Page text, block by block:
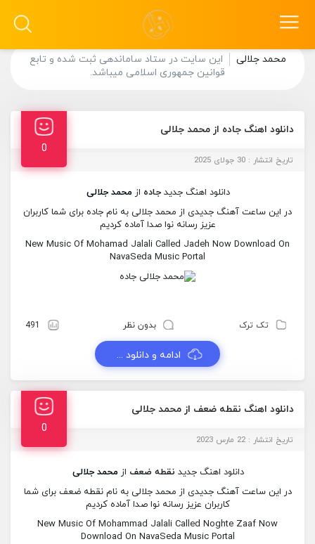
محمد جلالی
این سایت در ستاد ساماندهی ثبت شده و تابع
قوانین جمهوری اسلامی میباشد.
دانلود اهنگ جاده از محمد جلالی
0
تاریخ انتشار : 30 جولای 2025
دانلود اهنگ جدید جاده از محمد جلالی
در این ساعت آهنگ جدیدی از محمد جلالی به نام جاده برای شما کاربران
عزیز رسانه نوا صدا آماده کردیم
New Music Of Mohamad Jalali Called Jadeh Now Download On
NavaSeda Music Portal
تک ترک بدون نظر 491
ادامه و دانلود ...
دانلود اهنگ نقطه ضعف از محمد جلالی
0
تاریخ انتشار : 22 مارس 2023
دانلود اهنگ جدید نقطه ضعف از محمد جلالی
در این ساعت آهنگ جدیدی از محمد جلالی به نام نقطه ضعف برای شما
کاربران عزیز رسانه نوا صدا آماده کردیم
New Music Of Mohammad Jalali Called Noghte Zaaf Now
Download On NavaSeda Music Portal